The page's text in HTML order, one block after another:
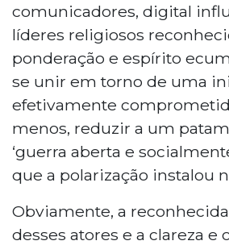
comunicadores, digital
líderes religiosos
ponderação e espírito
se unir em torno de uma
efetivamente
menos, reduzir a um
‘guerra aberta e
que a polarização instalou
Obviamente, a
desses atores e a clareza e